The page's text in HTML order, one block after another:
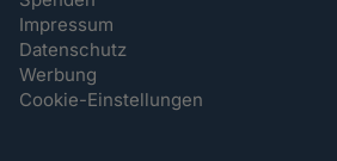
Impressum
Datenschutz
Werbung
Cookie-Einstellungen